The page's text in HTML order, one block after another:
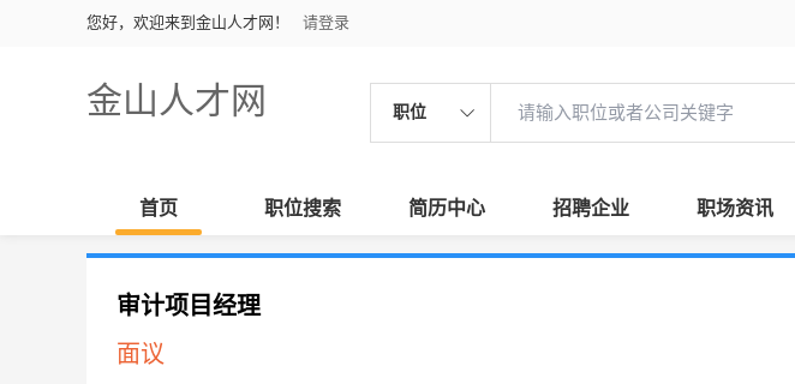
您好，欢迎来到金山人才网！ 请登录
金山人才网 职位
首页 职位搜索 简历中心 招聘企业 职场资讯
审计项目经理
面议